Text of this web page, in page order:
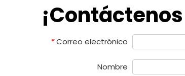
* Correo electrónico
Nombre